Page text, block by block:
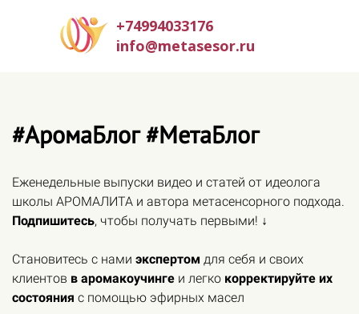
+74994033176
info@metasesor.ru
#АромаБлог #МетаБлог
Еженедельные выпуски видео и статей от идеолога
школы АРОМАЛИТА и автора метасенсорного подхода.
Подпишитесь, чтобы получать первыми! ↓
Становитесь с нами экспертом для себя и своих
клиентов в аромакоучинге и легко корректируйте их
состояния с помощью эфирных масел